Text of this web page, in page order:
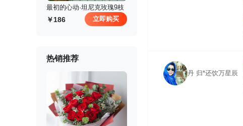
最初的心动·坦尼克玫瑰9枝
186 立即购买
热销推荐
丹 归*还饮万星辰